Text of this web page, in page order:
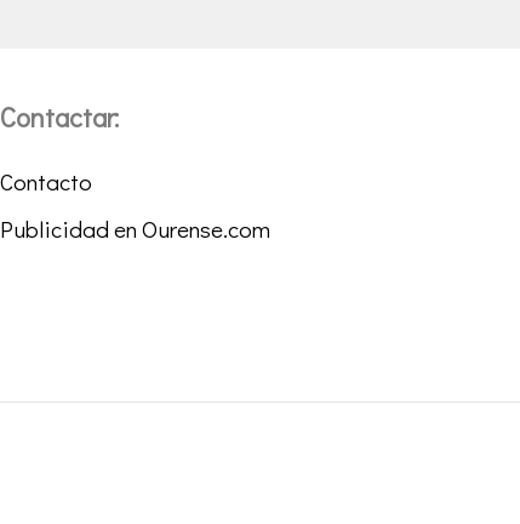
Contactar:
Contacto
Publicidad en Ourense.com